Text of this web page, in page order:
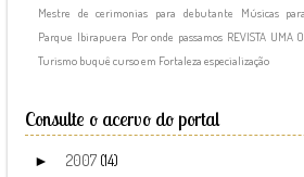
Mestre de cerimonias para debutante Músicas
Parque Ibirapuera Por onde passamos REVISTA UMA
Turismo buquê curso em Fortaleza especialização
Consulte o acervo do portal
► 2007 (14)